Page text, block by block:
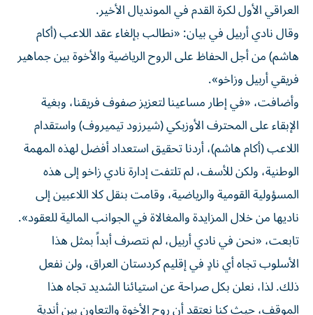
العراقي الأول لكرة القدم في المونديال الأخير.
وقال نادي أربيل في بيان: «️نطالب بإلغاء عقد اللاعب (أكام
هاشم) من أجل الحفاظ على الروح الرياضية والأخوة بين جماهير
فريقي أربيل وزاخو».
وأضافت، «في إطار مساعينا لتعزيز صفوف فريقنا، وبغية
الإبقاء على المحترف الأوزبكي (شيرزود تيميروف) واستقدام
اللاعب (أكام هاشم)، أردنا تحقيق استعداد أفضل لهذه المهمة
الوطنية، ولكن للأسف، لم تلتفت إدارة نادي زاخو إلى هذه
المسؤولية القومية والرياضية، وقامت بنقل كلا اللاعبين إلى
ناديها من خلال المزايدة والمغالاة في الجوانب المالية للعقود».
تابعت، «نحن في نادي أربيل، لم نتصرف أبداً بمثل هذا
الأسلوب تجاه أي نادٍ في إقليم كردستان العراق، ولن نفعل
ذلك. لذا، نعلن بكل صراحة عن استيائنا الشديد تجاه هذا